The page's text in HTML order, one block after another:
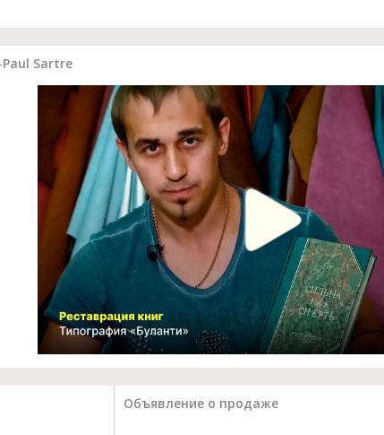
Sartre
Объявление о продаже